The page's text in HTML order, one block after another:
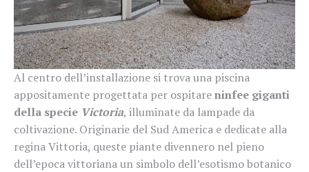
Al centro dell’installazione si trova una piscina
appositamente progettata per ospitareninfee giganti
della specie Victoria, illuminate da lampade da
coltivazione. Originarie del Sud America e dedicate alla
regina Vittoria, queste piante divennero nel pieno
dell’epoca vittoriana un simbolo dell’esotismo botanico